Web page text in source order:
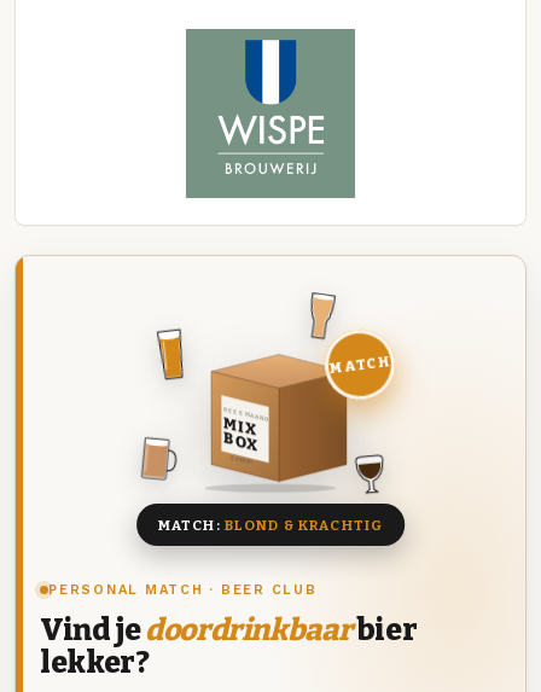
PERSONAL MATCH · BEER CLUB
Vind jedoordrinkbaarbier
lekker?
DEZE MAAND
MIX
BOX
8 BIEREN
MATCH
MATCH: BLOND & KRACHTIG